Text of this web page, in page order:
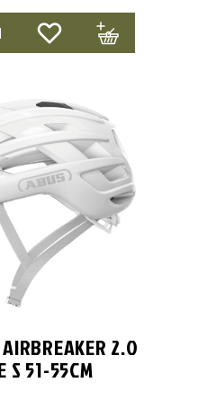
2.0
S 51-55CM